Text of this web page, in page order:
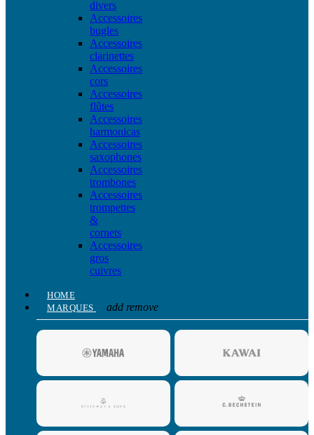
divers
Accessoires
bugles
Accessoires
clarinettes
Accessoires
cors
Accessoires
flûtes
Accessoires
harmonicas
Accessoires
saxophones
Accessoires
trombones
Accessoires
trompettes
&
cornets
Accessoires
gros
cuivres
HOME
MARQUES
add remove